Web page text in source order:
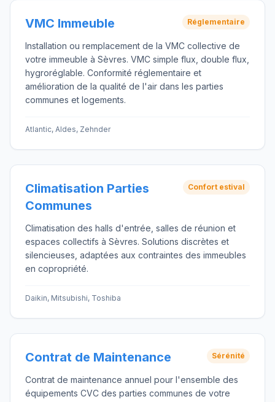
VMC Immeuble Réglementaire
Installation ou remplacement de la VMC collective de
votre immeuble à Sèvres. VMC simple flux, double flux,
hygroréglable. Conformité réglementaire et
amélioration de la qualité de l'air dans les parties
communes et logements.
Atlantic, Aldes, Zehnder
Climatisation Parties
Communes
Confort estival
Climatisation des halls d'entrée, salles de réunion et
espaces collectifs à Sèvres. Solutions discrètes et
silencieuses, adaptées aux contraintes des immeubles
en copropriété.
Daikin, Mitsubishi, Toshiba
Contrat de Maintenance Sérénité
Contrat de maintenance annuel pour l'ensemble des
équipements CVC des parties communes de votre